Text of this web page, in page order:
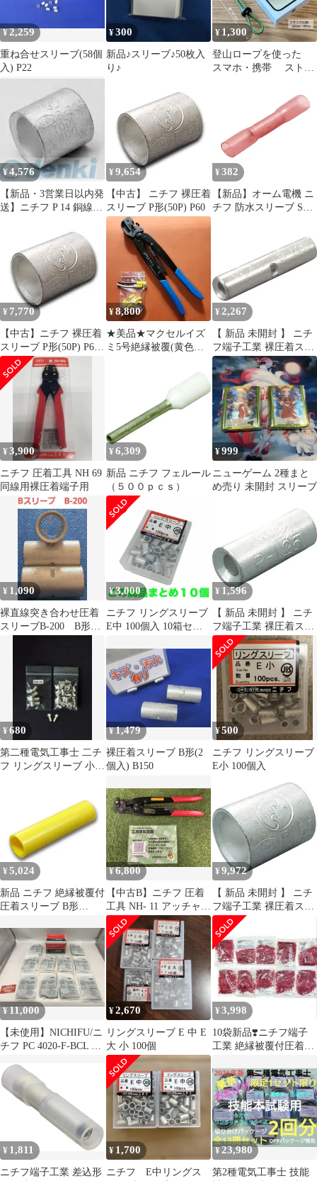
¥2,259
重ね合せスリーブ(58個
入) P22
¥300
新品♪スリーブ♪50枚入
り♪
¥1,300
登山ロープを使った
スマホ・携帯 ストラ
¥4,576
【新品・3営業日以内発
送】ニチフ P 14 銅線用
ね合せ用 100コ入 P14
重ね合せスリーブ ニチ
フ端子工業 NICHIFU
オーム電機 裸圧着スリ
ーブP形【沖縄離島販売
不可】
¥ 9,654
【中古】 ニチフ 裸圧着
スリーブ P形(50P) P60
¥ 382
【新品】オーム電機 ニ
チフ 防水スリーブ SB-
¥ 7,770
【中古】ニチフ 裸圧着
スリーブ P形(50P) P60
d2ldlup
¥8,800
★美品★マクセルイズ
ミ5号絶縁被覆(黄色大)
¥ 2,267
【 新品 未開封 】 ニチ
フ端子工業 裸圧着スリ
ーブ B形(100P) B1.25
未使用 送料無料
¥3,900
ニチフ 圧着工具 NH 69
同線用裸圧着端子用
¥ 6,309
新品 ニチフ フェルール
（５００ｐｃｓ）
¥999
ニューゲーム 2種まと
め売り 未開封 スリーブ
¥ 1,090
裸直線突き合わせ圧着
スリーブB-200 B形ス
¥3,000
ニチフ リングスリーブ
E中 100個入 10箱セッ
¥ 1,596
【 新品 未開封 】 ニチ
フ端子工業 裸圧着スリ
ーブ P形(100P) P1.25 未
使用 送料無料
¥680
第二種電気工事士 二チ
フ リングスリーブ 小50
¥1,479
裸圧着スリーブ B形(2
個入) B150
¥500
ニチフ リングスリーブ
E小 100個入
¥ 5,024
新品 ニチフ 絶縁被覆付
圧着スリーブ B形
¥6,800
【中古B】ニチフ 圧着
工具 NH- 11 アッチャ
クコウグ 絶縁被覆付圧
着端子・スリーブ用
¥ 9,972
【 新品 未開封 】 ニチ
フ端子工業 裸圧着スリ
ーブ P形(50P) P60 未使
用 送料無料
¥11,000
【未使用】NICHIFU/ニ
チフ PC 4020-F-BCL 〇
差込形ピン端子(PC形)
メスタイプ [IT_92H0R]
[小牧][M04]
¥2,670
リングスリーブ E 中 E
大 小 100個
¥ 3,998
10袋新品❣️ニチフ端子
工業 絶縁被覆付圧着ス
¥ 1,811
ニチフ端子工業 差込形
¥ 1,700
ニチフ E中リングス
¥23,980
第2種電気工事士 技能